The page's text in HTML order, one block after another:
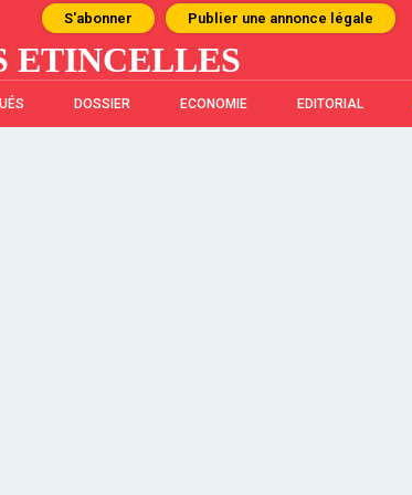
S'abonner Publier une annonce légale
ETINCELLES
DOSSIER ECONOMIE EDITORIAL